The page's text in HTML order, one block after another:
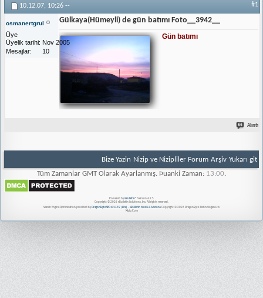
10.12.07, 10:26 -- #1
osmanertgrul
Üye
Üyelik tarihi Nov 2005
Mesajlar
10
Gülkaya(Hümeyli) de gün batımı Foto__3942__
Gün batımı
Alıntı
Bize Yazin Nizip ve Nizipliler Forum Arşiv Yukarı git
Tüm Zamanlar GMT Olarak Ayarlanmış. Þuanki Zaman: 13:00.
Powered by vBulletin® Version 4.2.5
Copyright © 2026 vBulletin Solutions, Inc. All rights reserved.
Search Engine Optimisation provided by DragonByte SEO v2.0.39 (Lite)- vBulletin Mods & AddonsCopyright © 2026 DragonByte Technologies Ltd.
Nizip.Com